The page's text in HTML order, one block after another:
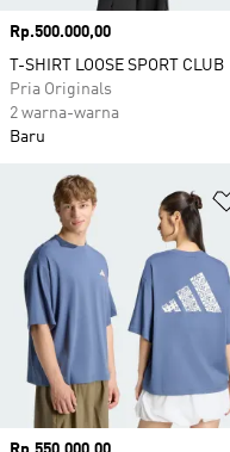
Harga
Rp.500.000,00
T-SHIRT LOOSE SPORT CLUB
Pria Originals
2 warna-warna
Baru